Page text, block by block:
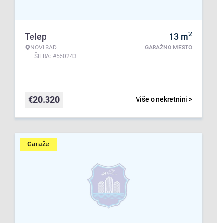
Telep
NOVI SAD
ŠIFRA: #550243
13 m2
GARAŽNO MESTO
Više o nekretnini >
€20.320
Garaže